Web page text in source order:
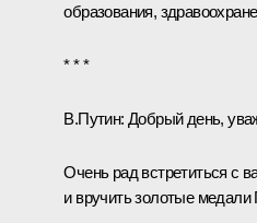
образования,
* * *
В.Путин: Добрый день,
Очень рад встретиться с
и вручить золотые медали